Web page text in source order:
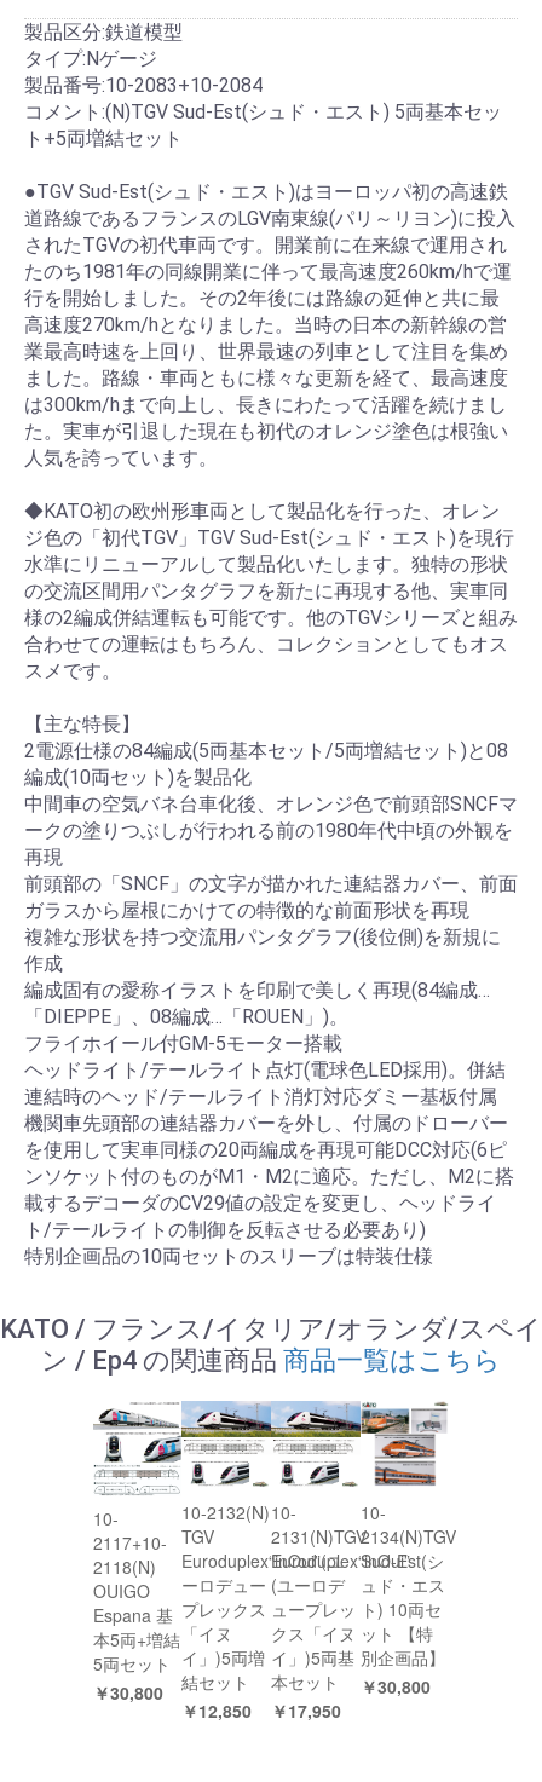
製品区分:鉄道模型
タイプ:Nゲージ
製品番号:10-2083+10-2084
コメント:(N)TGV Sud-Est(シュド・エスト) 5両基本セッ
ト+5両増結セット
●TGV Sud-Est(シュド・エスト)はヨーロッパ初の高速鉄
道路線であるフランスのLGV南東線(パリ～リヨン)に投入
されたTGVの初代車両です。開業前に在来線で運用され
たのち1981年の同線開業に伴って最高速度260km/hで運
行を開始しました。その2年後には路線の延伸と共に最
高速度270km/hとなりました。当時の日本の新幹線の営
業最高時速を上回り、世界最速の列車として注目を集め
ました。路線・車両ともに様々な更新を経て、最高速度
は300km/hまで向上し、長きにわたって活躍を続けまし
た。実車が引退した現在も初代のオレンジ塗色は根強い
人気を誇っています。
◆KATO初の欧州形車両として製品化を行った、オレン
ジ色の「初代TGV」TGV Sud-Est(シュド・エスト)を現行
水準にリニューアルして製品化いたします。独特の形状
の交流区間用パンタグラフを新たに再現する他、実車同
様の2編成併結運転も可能です。他のTGVシリーズと組み
合わせての運転はもちろん、コレクションとしてもオス
スメです。
【主な特長】
2電源仕様の84編成(5両基本セット/5両増結セット)と08
編成(10両セット)を製品化
中間車の空気バネ台車化後、オレンジ色で前頭部SNCFマ
ークの塗りつぶしが行われる前の1980年代中頃の外観を
再現
前頭部の「SNCF」の文字が描かれた連結器カバー、前面
ガラスから屋根にかけての特徴的な前面形状を再現
複雑な形状を持つ交流用パンタグラフ(後位側)を新規に
作成
編成固有の愛称イラストを印刷で美しく再現(84編成…
「DIEPPE」、08編成…「ROUEN」)。
フライホイール付GM-5モーター搭載
ヘッドライト/テールライト点灯(電球色LED採用)。併結
連結時のヘッド/テールライト消灯対応ダミー基板付属
機関車先頭部の連結器カバーを外し、付属のドローバー
を使用して実車同様の20両編成を再現可能DCC対応(6ピ
ンソケット付のものがM1・M2に適応。ただし、M2に搭
載するデコーダのCV29値の設定を変更し、ヘッドライ
ト/テールライトの制御を反転させる必要あり)
特別企画品の10両セットのスリーブは特装仕様
KATO / フランス/イタリア/オランダ/スペイ
ン / Ep4 の関連商品 商品一覧はこちら
10-
2117+10-
2118(N)
OUIGO
Espana 基
本5両+増結
5両セット
￥30,800
10-2132(N)
TGV
Euroduplex“inOui”(ユ
ーロデュー
プレックス
「イヌ
イ」)5両増
結セット
￥12,850
10-
2131(N)TGV
Euroduplex“inOui”
(ユーロデ
ュープレッ
クス「イヌ
イ」)5両基
本セット
￥17,950
10-
2134(N)TGV
Sud-Est(シ
ュド・エス
ト) 10両セ
ット 【特
別企画品】
￥30,800